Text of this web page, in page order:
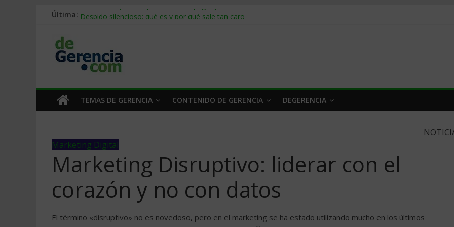
Última: Stablecoins para empresas: cómo pagar y cobrar en 2026
Trabajo forzoso en la cadena de suministro: qué hacer
Mercado hispano de EE. UU.: cómo segmentarlo y venderle
TEMAS DE GERENCIA CONTENIDO DE GERENCIA DEGERENCIA
Marketing Digital
Marketing Disruptivo: liderar con el
corazón y no con datos
El término «disruptivo» no es novedoso, pero en el marketing se ha estado utilizando mucho en los últimos